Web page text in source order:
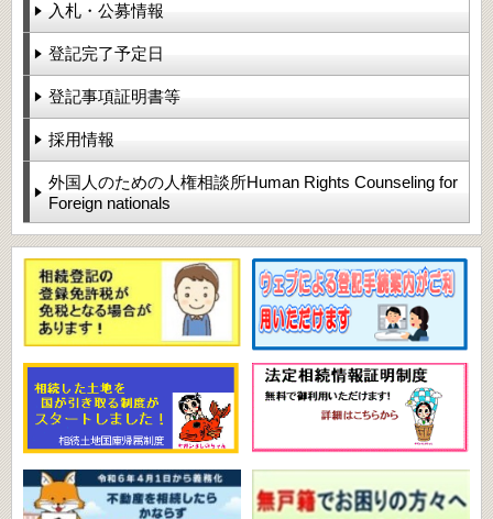
入札・公募情報
登記完了予定日
登記事項証明書等
採用情報
外国人のための人権相談所Human Rights Counseling for
Foreign nationals